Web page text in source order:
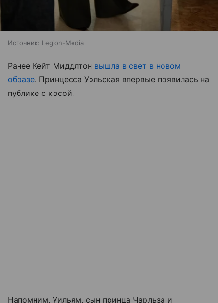
Источник: Legion-Media
Ранее Кейт Миддлтон вышла в свет в новом
образе. Принцесса Уэльская впервые появилась на
публике с косой.
Напомним, Уильям, сын принца Чарльза и